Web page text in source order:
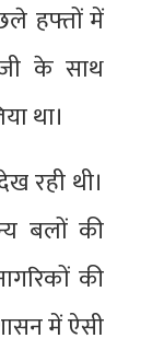
हफ्तों में
के साथ
था।
रही थी।
बलों की
की
में ऐसी